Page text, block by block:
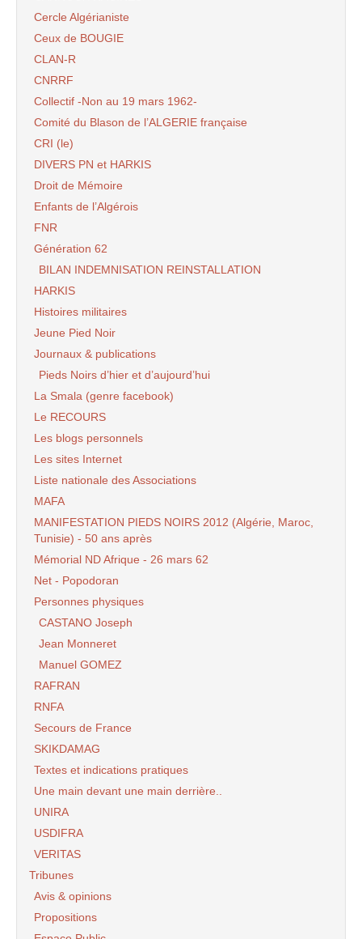
Cercle Algérianiste
Ceux de BOUGIE
CLAN-R
CNRRF
Collectif -Non au 19 mars 1962-
Comité du Blason de l’ALGERIE française
CRI (le)
DIVERS PN et HARKIS
Droit de Mémoire
Enfants de l’Algérois
FNR
Génération 62
BILAN INDEMNISATION REINSTALLATION
HARKIS
Histoires militaires
Jeune Pied Noir
Journaux & publications
Pieds Noirs d’hier et d’aujourd’hui
La Smala (genre facebook)
Le RECOURS
Les blogs personnels
Les sites Internet
Liste nationale des Associations
MAFA
MANIFESTATION PIEDS NOIRS 2012 (Algérie, Maroc,
Tunisie) - 50 ans après
Mémorial ND Afrique - 26 mars 62
Net - Popodoran
Personnes physiques
CASTANO Joseph
Jean Monneret
Manuel GOMEZ
RAFRAN
RNFA
Secours de France
SKIKDAMAG
Textes et indications pratiques
Une main devant une main derrière..
UNIRA
USDIFRA
VERITAS
Tribunes
Avis & opinions
Propositions